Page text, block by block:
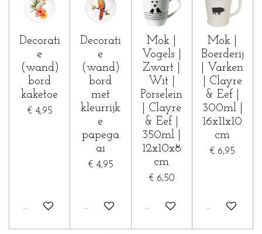
Decorati
e
(wand)
bord
kaketoe
€ 4,95
In winkelwagen
Decorati
e
(wand)
bord
met
kleurrijk
e
papega
ai
€ 4,95
In winkelwagen
Mok |
Vogels |
Zwart |
Wit |
Porselein
| Clayre
& Eef |
350ml |
12x10x8
cm
€ 6,50
In winkelwagen
Mok |
Boerderij
| Varken
| Clayre
& Eef |
300ml |
16x11x10
cm
€ 6,95
In